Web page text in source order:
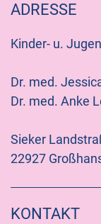
ADRESSE
Kinder- u.
Dr. med.
Dr. med. Anke
Sieker
22927
KONTAKT